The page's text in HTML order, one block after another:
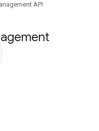
API